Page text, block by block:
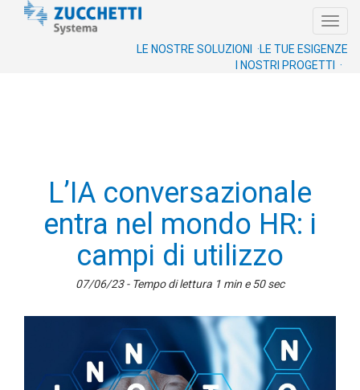
LE TUE ESIGENZE
LE NOSTRE SOLUZIONI ·
I NOSTRI PROGETTI ·
L’IA conversazionale
entra nel mondo HR: i
campi di utilizzo
07/06/23 - Tempo di lettura 1 min e 50 sec